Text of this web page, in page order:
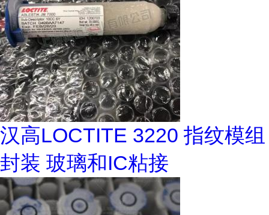
汉高LOCTITE 3220 指纹模组
封装 玻璃和IC粘接